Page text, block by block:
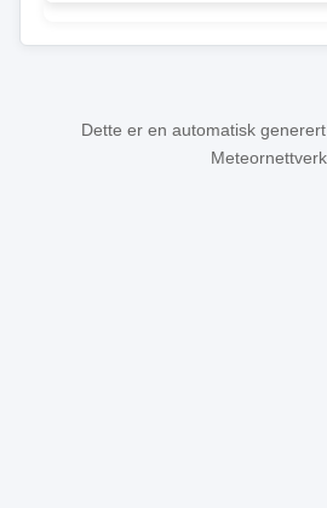
Dette er en automatisk
Meteornettverk.